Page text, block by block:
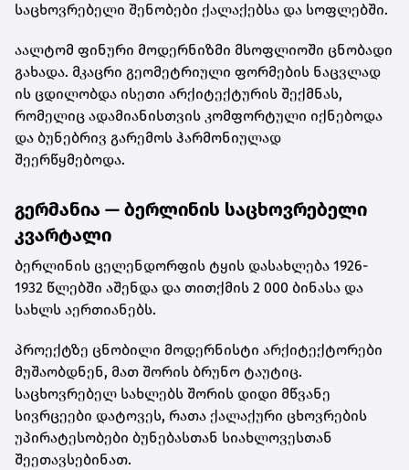
საცხოვრებელი შენობები ქალაქებსა და სოფლებში.
აალტომ ფინური მოდერნიზმი მსოფლიოში ცნობადი
გახადა. მკაცრი გეომეტრიული ფორმების ნაცვლად
ის ცდილობდა ისეთი არქიტექტურის შექმნას,
რომელიც ადამიანისთვის კომფორტული იქნებოდა
და ბუნებრივ გარემოს ჰარმონიულად
შეერწყმებოდა.
გერმანია — ბერლინის საცხოვრებელი
კვარტალი
ბერლინის ცელენდორფის ტყის დასახლება 1926-
1932 წლებში აშენდა და თითქმის 2 000 ბინასა და
სახლს აერთიანებს.
პროექტზე ცნობილი მოდერნისტი არქიტექტორები
მუშაობდნენ, მათ შორის ბრუნო ტაუტიც.
საცხოვრებელ სახლებს შორის დიდი მწვანე
სივრცეები დატოვეს, რათა ქალაქური ცხოვრების
უპირატესობები ბუნებასთან სიახლოვესთან
შეეთავსებინათ.